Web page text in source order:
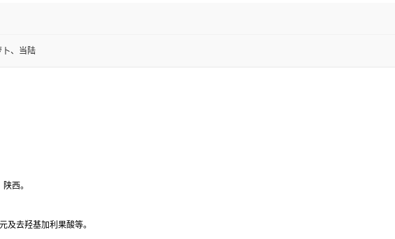
卜、当陆
西。
及去羟基加利果酸等。